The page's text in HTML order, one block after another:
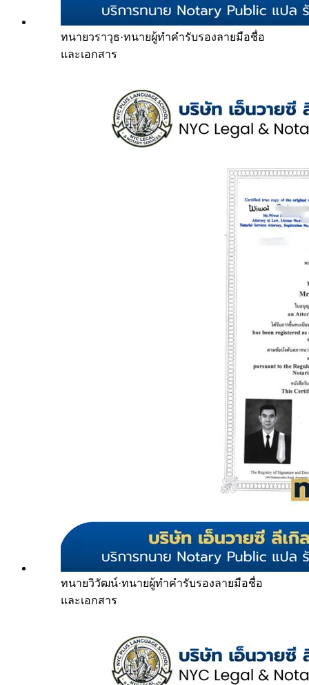
ทนายวราวุธ·ทนายผู้ทำคำรับรองลายมือชื่อ
และเอกสาร
ทนายวิวัฒน์·ทนายผู้ทำคำรับรองลายมือชื่อ
และเอกสาร